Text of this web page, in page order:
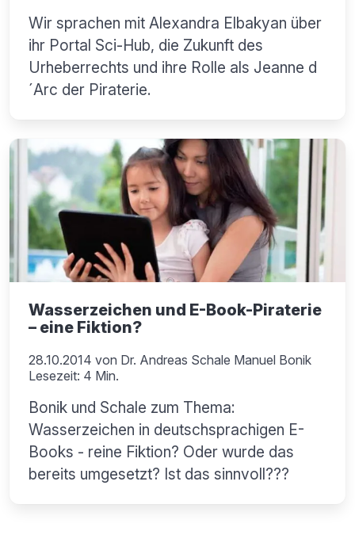
Wir sprachen mit Alexandra Elbakyan über
ihr Portal Sci-Hub, die Zukunft des
Urheberrechts und ihre Rolle als Jeanne d
´Arc der Piraterie.
Wasserzeichen und E-Book-Piraterie
– eine Fiktion?
28.10.2014 von Dr. Andreas Schale Manuel Bonik
Lesezeit: 4 Min.
Bonik und Schale zum Thema:
Wasserzeichen in deutschsprachigen E-
Books - reine Fiktion? Oder wurde das
bereits umgesetzt? Ist das sinnvoll???